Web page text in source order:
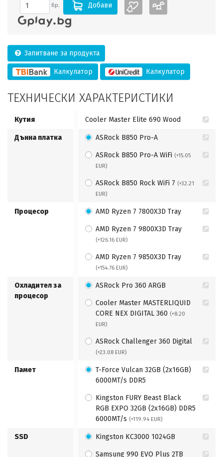
бр. Добави
Запитване за продукта
Калкулатор Калкулатор
ТЕХНИЧЕСКИ ХАРАКТЕРИСТИКИ
Кутия Cooler Master Elite 690 Wood
Дънна платка ASRock B850 Pro-A
ASRock B850 Pro-A WiFi (+15.05
EUR)
ASRock B850 Rock WiFi 7 (+32.21
EUR)
Процесор AMD Ryzen 7 7800X3D Tray
AMD Ryzen 7 9800X3D Tray
(+126.16 EUR)
AMD Ryzen 7 9850X3D Tray
(+154.76 EUR)
Охладител за
процесор
ASRock Pro 360 ARGB
Cooler Master MASTERLIQUID
CORE NEX DIGITAL 360 (+8.20
EUR)
ASRock Challenger 360 Digital
(+23.08 EUR)
Памет
T-Force Vulcan 32GB (2x16GB)
6000MT/s DDR5
Kingston FURY Beast Black
RGB EXPO 32GB (2x16GB) DDR5
6000MT/s (+119.94 EUR)
SSD Kingston KC3000 1024GB
Samsung 990 EVO Plus 2TB